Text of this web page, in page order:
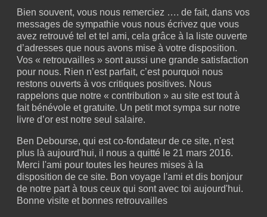
Bien souvent, vous nous remerciez …. de fait, dans vos
messages de sympathie vous nous écrivez que vous
avez retrouvé tel et tel ami, cela grâce à la liste ouverte
d’adresses que nous avons mise à votre disposition.
Vos « retrouvailles » sont aussi une grande satisfaction
pour nous. Rien n’est parfait, c’est pourquoi nous
restons ouverts à vos critiques positives. Nous
rappelons que notre « contribution » au site est tout à
fait bénévole et gratuite. Un petit mot sympa sur notre
livre d’or est notre seul salaire.
Ben Debourse, qui est co-fondateur de ce site, n'est
plus là aujourd'hui, il nous a quitté le 21 mars 2016.
Merci l'ami pour toutes les heures mises à la
disposition de ce site. Bon voyage l'ami et dis bonjour
de notre part à tous ceux qui sont avec toi aujourd'hui.
Bonne visite et bonnes retrouvailles